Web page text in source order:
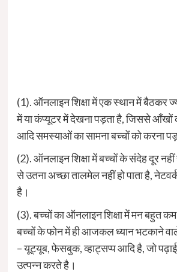
(1). ऑनलाइन शिक्षा में एक स्थान में बैठकर
में या कंप्यूटर में देखना पड़ता है, जिससे आँखों
आदि समस्याओं का सामना बच्चों को करना
(2). ऑनलाइन शिक्षा में बच्चों के संदेह दूर नहीं
से उतना अच्छा तालमेल नहीं हो पाता है,
है।
(3). बच्चों का ऑनलाइन शिक्षा में मन बहुत
बच्चों के फोन में ही आजकल ध्यान भटकाने
– यूट्यूब, फेसबुक, व्हाट्सप्प आदि है, जो
उत्पन्न करते है।